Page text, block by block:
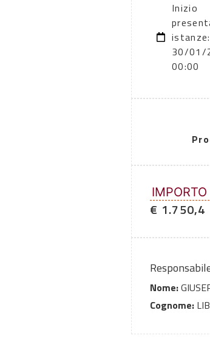
Inizio
istanze:
30/01/
00:00
€ 1.750,4
Nome:
Cognome: